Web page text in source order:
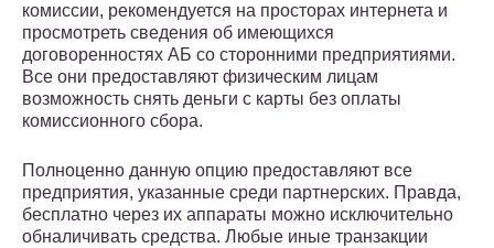
комиссии, рекомендуется на просторах интернета и
просмотреть сведения об имеющихся
договоренностях АБ со сторонними предприятиями.
Все они предоставляют физическим лицам
возможность снять деньги с карты без оплаты
комиссионного сбора.
Полноценно данную опцию предоставляют все
предприятия, указанные среди партнерских. Правда,
бесплатно через их аппараты можно исключительно
обналичивать средства. Любые иные транзакции